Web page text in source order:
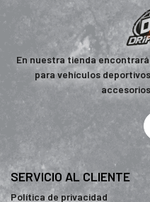
En nuestra tienda
para vehículos
SERVICIO AL CLIENTE
Política de privacidad